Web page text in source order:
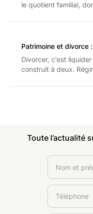
le quotient familial,
Patrimoine et divorce
Divorcer, c'est
construit à deux.
Toute l’actualité